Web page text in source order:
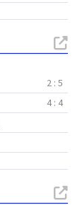
2 : 5
4 : 4